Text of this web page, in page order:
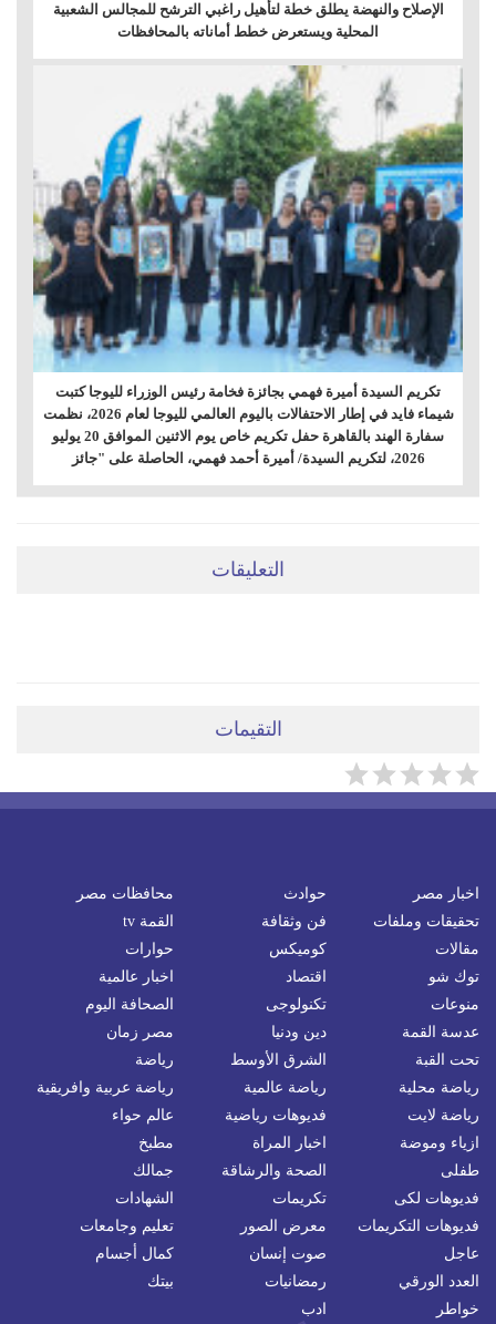
الإصلاح والنهضة يطلق خطة لتأهيل راغبي الترشح للمجالس الشعبية
المحلية ويستعرض خطط أماناته بالمحافظات
تكريم السيدة أميرة فهمي بجائزة فخامة رئيس الوزراء لليوجا كتبت
شيماء فايد في إطار الاحتفالات باليوم العالمي لليوجا لعام 2026، نظمت
سفارة الهند بالقاهرة حفل تكريم خاص يوم الاثنين الموافق 20 يوليو
2026، لتكريم السيدة/ أميرة أحمد فهمي، الحاصلة على "جائز
التعليقات
التقيمات
اخبار مصر حوادث
محافظات مصر
تحقيقات وملفات
فن وثقافة
القمة tv
مقالات
كوميكس
حوارات
توك شو
اقتصاد
اخبار عالمية
منوعات
تكنولوجى
الصحافة اليوم
عدسة القمة
دين ودنيا
مصر زمان
تحت القبة
الشرق الأوسط
رياضة
رياضة محلية
رياضة عالمية
رياضة عربية وافريقية
رياضة لايت
فديوهات رياضية
عالم حواء
ازياء وموضة
اخبار المراة
مطبخ
طفلى
الصحة والرشاقة
جمالك
فديوهات لكى
تكريمات
الشهادات
فديوهات التكريمات
معرض الصور
تعليم وجامعات
عاجل
صوت إنسان
كمال أجسام
العدد الورقي
رمضانيات
بيتك
خواطر
ادب